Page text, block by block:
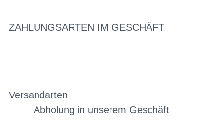
ZAHLUNGSARTEN IM GESCHÄFT
Versandarten
Abholung in unserem Geschäft